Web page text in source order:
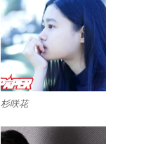
杉咲花